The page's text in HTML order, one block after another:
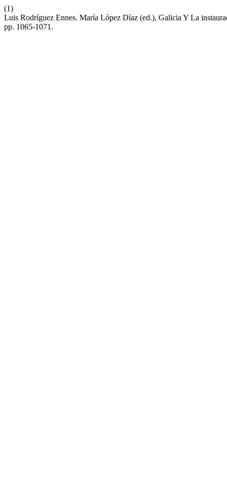
(1)
Luis Rodríguez Ennes. María López Díaz (ed.), Galicia Y La
pp. 1065-1071.